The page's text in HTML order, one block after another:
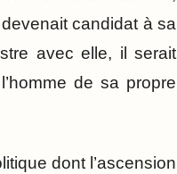
candidat à sa
avec elle, il serait
de sa propre
dont l’ascension